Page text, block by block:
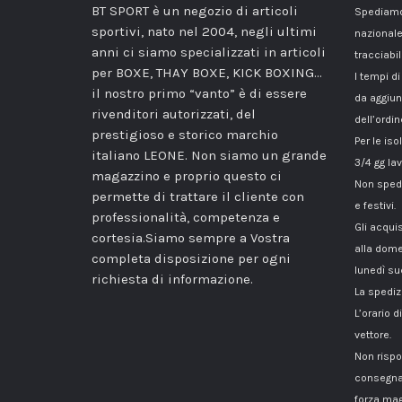
BT SPORT è un negozio di articoli
sportivi, nato nel 2004, negli ultimi
anni ci siamo specializzati in articoli
per BOXE, THAY BOXE, KICK BOXING…
il nostro primo “vanto” è di essere
rivenditori autorizzati, del
prestigioso e storico marchio
italiano LEONE. Non siamo un grande
magazzino e proprio questo ci
permette di trattare il cliente con
professionalità, competenza e
cortesia.Siamo sempre a Vostra
completa disposizione per ogni
richiesta di informazione.
I tempi
da
Per le
3/4 gg
Non
e festivi.
Gli
alla
lunedì
La
L’orario
vettore.
Non
forza